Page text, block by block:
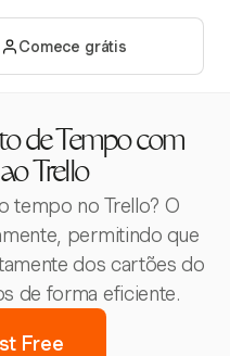
Comece grátis
de Tempo com
Trello
tempo no Trello? O
permitindo que
dos cartões do
de forma eficiente.
Free